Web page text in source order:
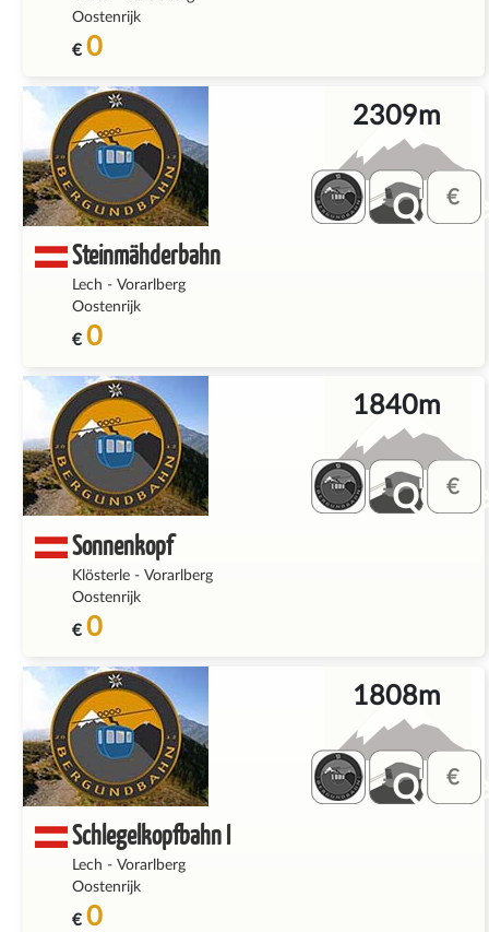
Oostenrijk
€ 0
Steinmähderbahn
Lech - Vorarlberg
Oostenrijk
€ 0
2309m
Sonnenkopf
Klösterle- Vorarlberg
Oostenrijk
€ 0
1840m
Schlegelkopfbahn I
Lech - Vorarlberg
Oostenrijk
€ 0
1808m